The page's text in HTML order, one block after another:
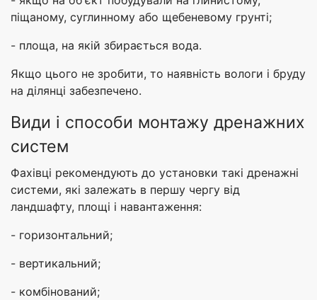
піщаному, суглинному або щебеневому грунті;
- площа, на якій збирається вода.
Якщо цього не зробити, то наявність вологи і бруду
на ділянці забезпечено.
Види і способи монтажу дренажних
систем
Фахівці рекомендують до установки такі дренажні
системи, які залежать в першу чергу від
ландшафту, площі і навантаження:
- горизонтальний;
- вертикальний;
- комбінований;